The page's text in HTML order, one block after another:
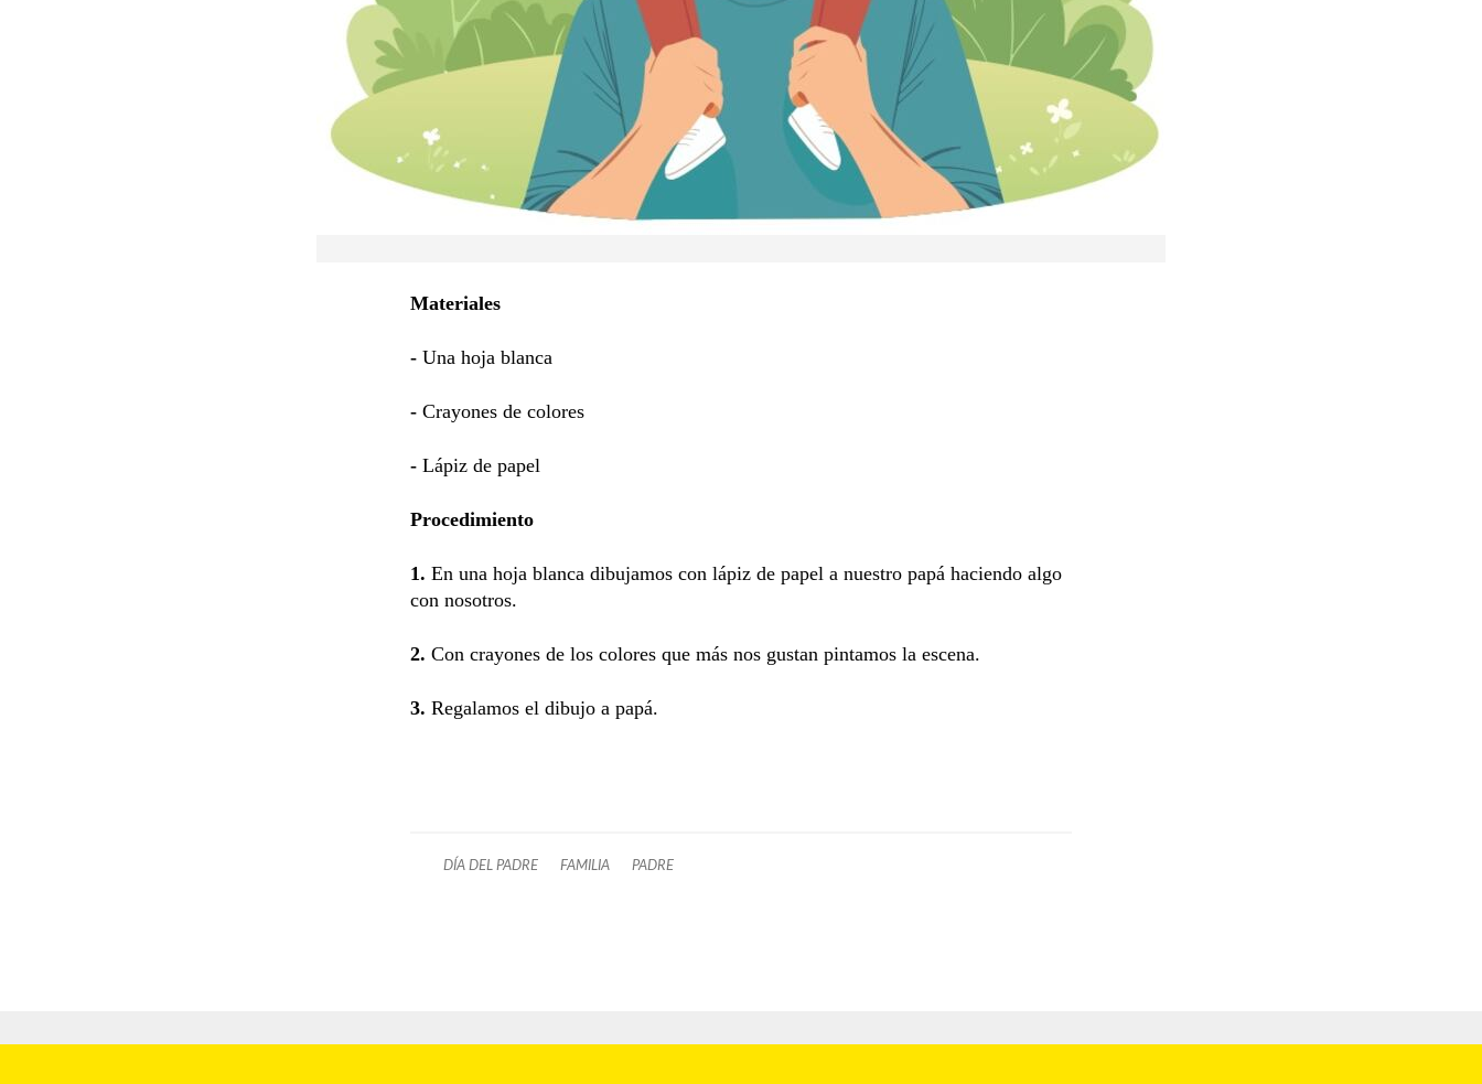
Materiales
- Una hoja blanca
- Crayones de colores
- Lápiz de papel
Procedimiento
1. En una hoja blanca dibujamos con lápiz de papel a nuestro papá haciendo algo
con nosotros.
2. Con crayones de los colores que más nos gustan pintamos la escena.
3. Regalamos el dibujo a papá.
DÍA DEL PADRE FAMILIA PADRE